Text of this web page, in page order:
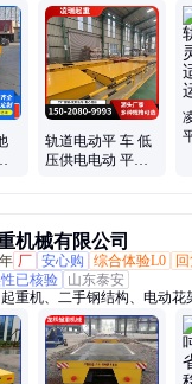
轨道电动平 车 低
压供电电动 平车
机械有限公司
厂 安心购 综合体验L0
已核验
山东泰安
重机、二手钢结构、电动花